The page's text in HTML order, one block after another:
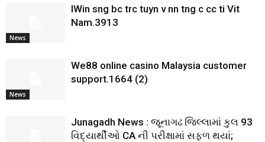
News
IWin sng bc trc tuyn v nn tng c cc ti Vit
Nam.3913
News
We88 online casino Malaysia customer
support.1664 (2)
Junagadh News : જૂનાગઢ જિલ્લામાં કુલ 93
વિદ્યાર્થીઓ CA ની પરીક્ષામાં સફળ થયાં;